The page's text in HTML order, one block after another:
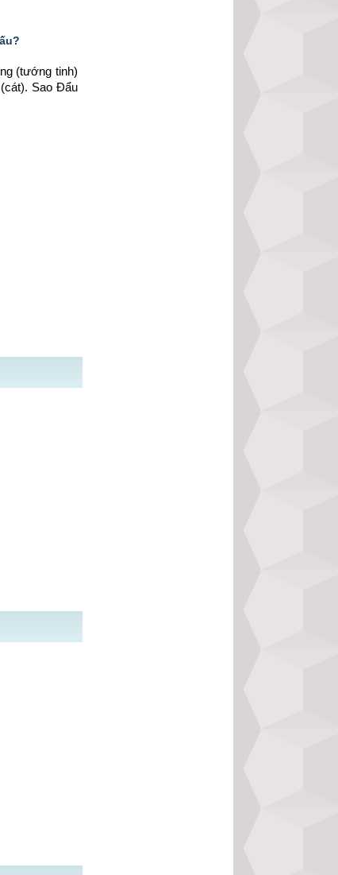
(tướng tinh)
Sao Đẩu